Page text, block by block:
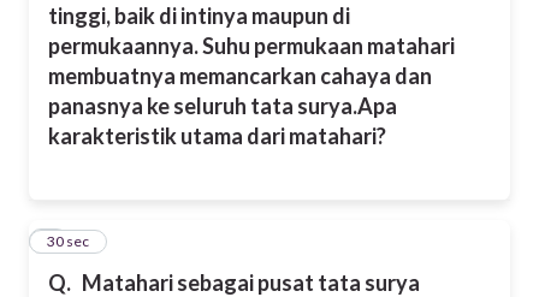
tinggi, baik di intinya maupun di
permukaannya. Suhu permukaan matahari
membuatnya memancarkan cahaya dan
panasnya ke seluruh tata surya.Apa
karakteristik utama dari matahari?
Q. Matahari sebagai pusat tata surya
3
30 sec